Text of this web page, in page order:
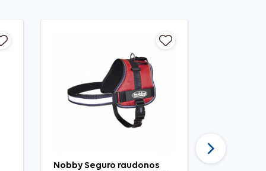
Nobby Seguro raudonos